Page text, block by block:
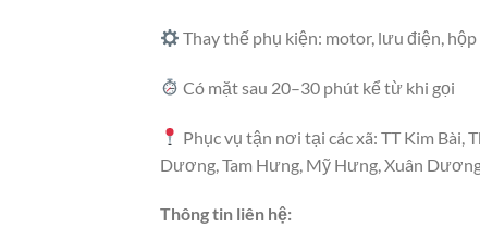
Thay thế phụ kiện: motor, lưu điện,
Có mặt sau 20–30 phút kể từ khi gọi
Phục vụ tận nơi tại các xã: TT Kim Bài,
Dương, Tam Hưng, Mỹ Hưng, Xuân
Thông tin liên hệ: